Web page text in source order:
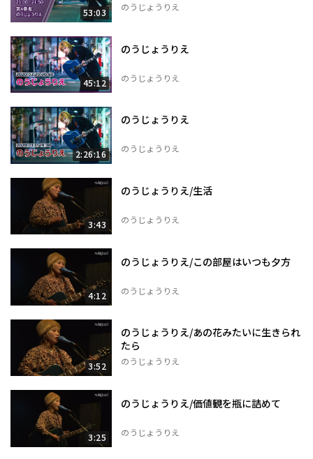
53:03 のうじょうりえ
45:12
のうじょうりえ
のうじょうりえ
2:26:16
のうじょうりえ
のうじょうりえ
3:43
のうじょうりえ/生活
のうじょうりえ
4:12
のうじょうりえ/この部屋はいつも夕方
のうじょうりえ
3:52
のうじょうりえ/あの花みたいに生きられ
たら
のうじょうりえ
3:25
のうじょうりえ/価値観を瓶に詰めて
のうじょうりえ